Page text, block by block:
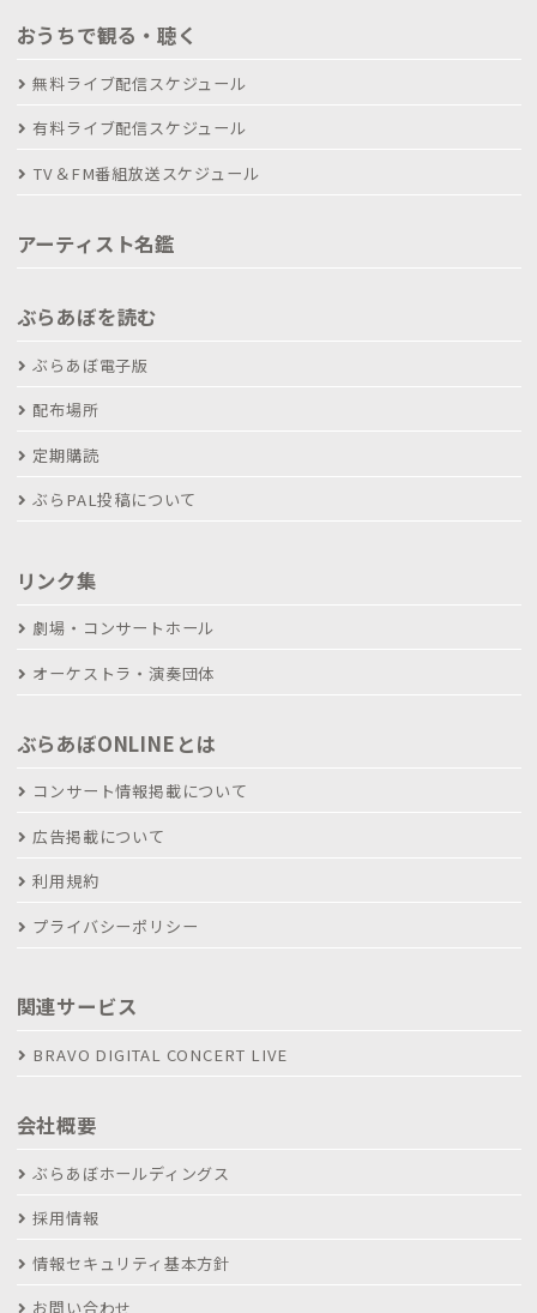
おうちで観る・聴く
無料ライブ配信スケジュール
有料ライブ配信スケジュール
TV＆FM番組放送スケジュール
アーティスト名鑑
ぶらあぼを読む
ぶらあぼ電子版
配布場所
定期購読
ぶらPAL投稿について
リンク集
劇場・コンサートホール
オーケストラ・演奏団体
ぶらあぼONLINEとは
コンサート情報掲載について
広告掲載について
利用規約
プライバシーポリシー
関連サービス
BRAVO DIGITAL CONCERT LIVE
会社概要
ぶらあぼホールディングス
採用情報
情報セキュリティ基本方針
お問い合わせ